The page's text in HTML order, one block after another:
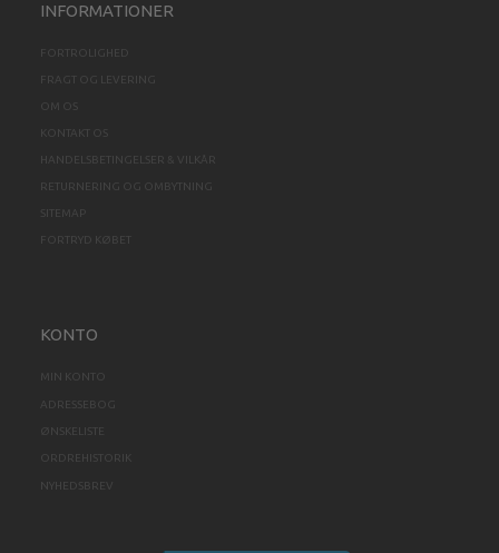
INFORMATIONER
FORTROLIGHED
FRAGT OG LEVERING
OM OS
KONTAKT OS
HANDELSBETINGELSER & VILKÅR
RETURNERING OG OMBYTNING
SITEMAP
FORTRYD KØBET
KONTO
MIN KONTO
ADRESSEBOG
ØNSKELISTE
ORDREHISTORIK
NYHEDSBREV